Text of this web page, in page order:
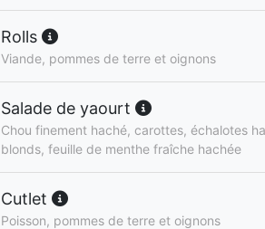
Rolls
Viande, pommes de terre et oignons
Salade de yaourt
Chou finement haché, carottes, échalotes
blonds, feuille de menthe fraîche hachée
Cutlet
Poisson, pommes de terre et oignons